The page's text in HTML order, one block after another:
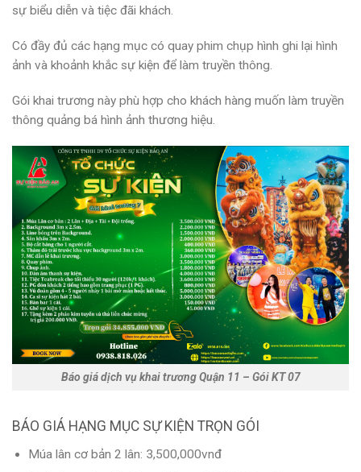
sự biểu diễn và tiệc đãi khách.
Có đầy đủ các hạng mục có quay phim chụp hình ghi lại hình
ảnh và khoảnh khắc sự kiện để làm truyền thông.
Gói khai trương này phù hợp cho khách hàng muốn làm truyền
thông quảng bá hình ảnh thương hiệu.
Báo giá dịch vụ khai trương Quận 11 – Gói KT 07
BÁO GIÁ HẠNG MỤC SỰ KIỆN TRỌN GÓI
Múa lân cơ bản 2 lân: 3,500,000vnđ